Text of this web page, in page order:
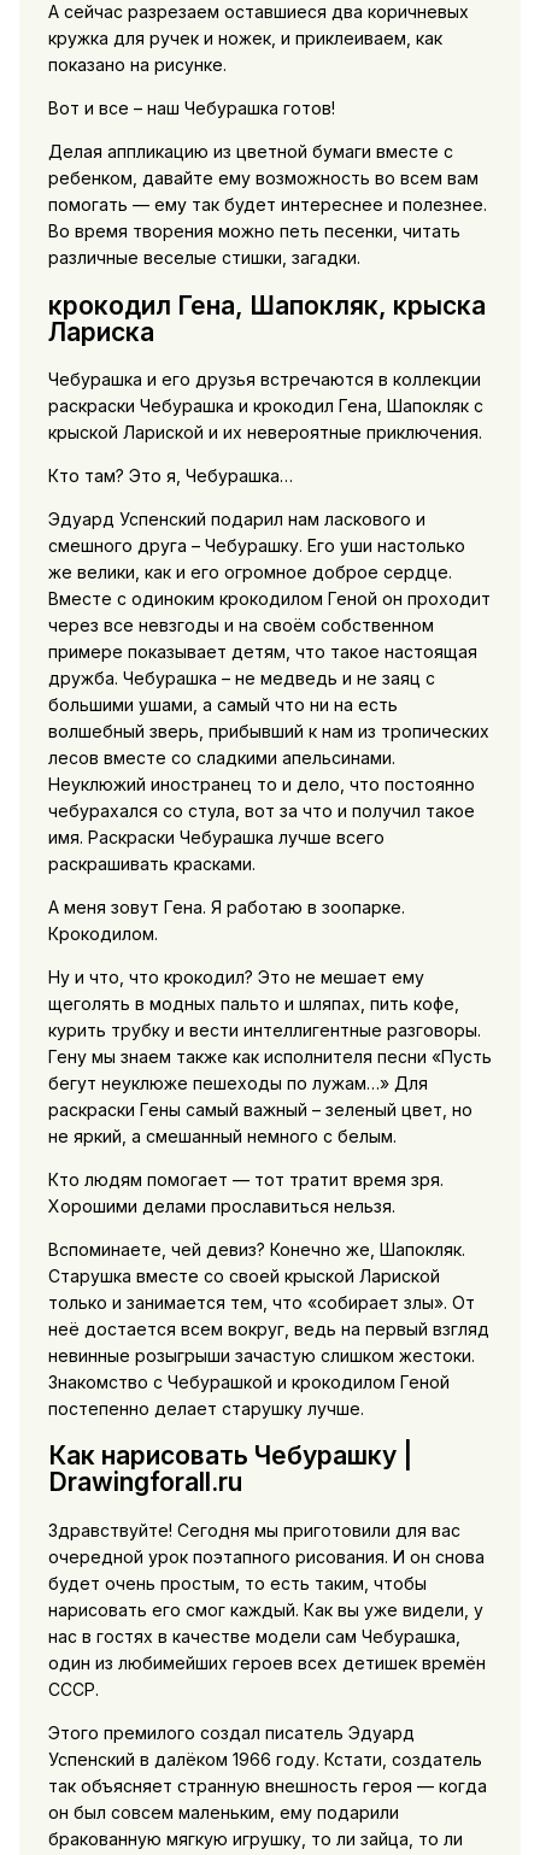
А сейчас разрезаем оставшиеся два коричневых
кружка для ручек и ножек, и приклеиваем, как
показано на рисунке.
Вот и все – наш Чебурашка готов!
Делая аппликацию из цветной бумаги вместе с
ребенком, давайте ему возможность во всем вам
помогать — ему так будет интереснее и полезнее.
Во время творения можно петь песенки, читать
различные веселые стишки, загадки.
крокодил Гена, Шапокляк, крыска
Лариска
Чебурашка и его друзья встречаются в коллекции
раскраски Чебурашка и крокодил Гена, Шапокляк с
крыской Лариской и их невероятные приключения.
Кто там? Это я, Чебурашка…
Эдуард Успенский подарил нам ласкового и
смешного друга – Чебурашку. Его уши настолько
же велики, как и его огромное доброе сердце.
Вместе с одиноким крокодилом Геной он проходит
через все невзгоды и на своём собственном
примере показывает детям, что такое настоящая
дружба. Чебурашка – не медведь и не заяц с
большими ушами, а самый что ни на есть
волшебный зверь, прибывший к нам из тропических
лесов вместе со сладкими апельсинами.
Неуклюжий иностранец то и дело, что постоянно
чебурахался со стула, вот за что и получил такое
имя. Раскраски Чебурашка лучше всего
раскрашивать красками.
А меня зовут Гена. Я работаю в зоопарке.
Крокодилом.
Ну и что, что крокодил? Это не мешает ему
щеголять в модных пальто и шляпах, пить кофе,
курить трубку и вести интеллигентные разговоры.
Гену мы знаем также как исполнителя песни «Пусть
бегут неуклюже пешеходы по лужам…» Для
раскраски Гены самый важный – зеленый цвет, но
не яркий, а смешанный немного с белым.
Кто людям помогает — тот тратит время зря.
Хорошими делами прославиться нельзя.
Вспоминаете, чей девиз? Конечно же, Шапокляк.
Старушка вместе со своей крыской Лариской
только и занимается тем, что «собирает злы». От
неё достается всем вокруг, ведь на первый взгляд
невинные розыгрыши зачастую слишком жестоки.
Знакомство с Чебурашкой и крокодилом Геной
постепенно делает старушку лучше.
Как нарисовать Чебурашку |
Drawingforall.ru
Здравствуйте! Сегодня мы приготовили для вас
очередной урок поэтапного рисования. И он снова
будет очень простым, то есть таким, чтобы
нарисовать его смог каждый. Как вы уже видели, у
нас в гостях в качестве модели сам Чебурашка,
один из любимейших героев всех детишек времён
СССР.
Этого премилого создал писатель Эдуард
Успенский в далёком 1966 году. Кстати, создатель
так объясняет странную внешность героя — когда
он был совсем маленьким, ему подарили
бракованную мягкую игрушку, то ли зайца, то ли